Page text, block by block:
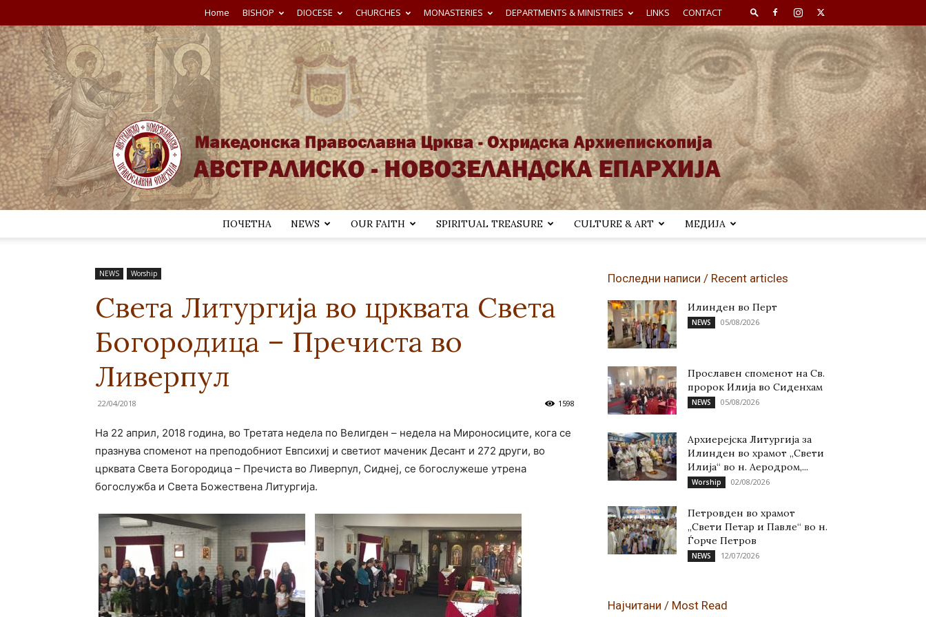
Home BISHOP DIOCESE CHURCHES MONASTERIES DEPARTMENTS & MINISTRIES LINKS CONTACT
Епархија
ПОЧЕТНА NEWS OUR FAITH SPIRITUAL TREASURE CULTURE & ART МЕДИЈА
NEWS Worship
Света Литургија во црквата Светa
Богородица – Пречиста во
Ливерпул
22/04/2018 1598
На 22 април, 2018 година, во Третата недела по Велигден – недела на Мироносиците, кога се
празнува споменот на преподобниот Евпсихиј и светиот маченик Десант и 272 други, во
црквата Светa Богородица – Пречиста во Ливерпул, Сиднеј, се богослужеше утрена
богослужба и Света Божествена Литургија.
Последни написи / Recent articles
Илинден во Перт
NEWS 05/08/2026
Прославен споменот на Св.
пророк Илија во Сиденхам
NEWS 05/08/2026
Архиерејска Литургија за
Илинден во храмот „Свети
Илија“ во н. Аеродром,...
Worship 02/08/2026
Петровден во храмот
„Свети Петар и Павле“ во н.
Ѓорче Петров
NEWS 12/07/2026
Најчитани / Most Read